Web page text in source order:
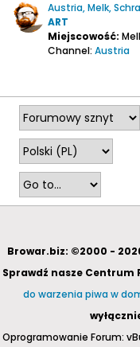
Austria, Melk,
ART
Miejscowość:
Channel: Austria
Browar.biz: ©2000 -
Sprawdź nasze Centrum
do warzenia piwa w
Oprogramowanie Forum: